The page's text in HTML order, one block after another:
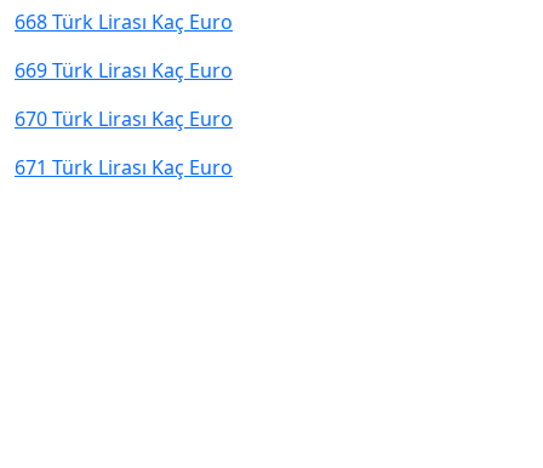
668 Türk Lirası Kaç Euro
669 Türk Lirası Kaç Euro
670 Türk Lirası Kaç Euro
671 Türk Lirası Kaç Euro